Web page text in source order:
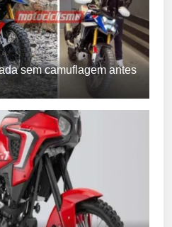
sem camuflagem antes